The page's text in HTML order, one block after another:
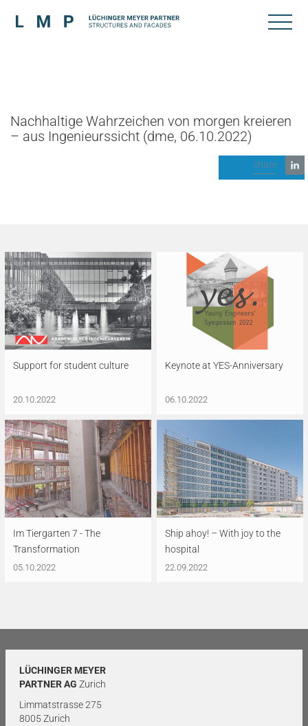
Nachhaltige Wahrzeichen von morgen kreieren
– aus Ingenieurssicht (dme, 06.10.2022)
share
Support for student culture
20.10.2022
Keynote at YES-Anniversary
06.10.2022
Im Tiergarten 7 - The
Transformation
05.10.2022
Ship ahoy! – With joy to the
hospital
22.09.2022
LÜCHINGER MEYER
PARTNER AG Zurich
Limmatstrasse 275
8005 Zurich